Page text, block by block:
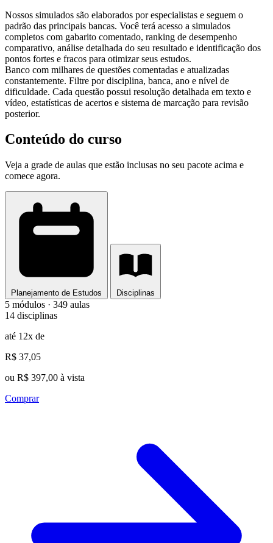
Nossos simulados são elaborados por especialistas e seguem o
padrão das principais bancas. Você terá acesso a simulados
completos com gabarito comentado, ranking de desempenho
comparativo, análise detalhada do seu resultado e identificação dos
pontos fortes e fracos para otimizar seus estudos.
Banco com milhares de questões comentadas e atualizadas
constantemente. Filtre por disciplina, banca, ano e nível de
dificuldade. Cada questão possui resolução detalhada em texto e
vídeo, estatísticas de acertos e sistema de marcação para revisão
posterior.
Conteúdo do curso
Veja a grade de aulas que estão inclusas no seu pacote acima e
comece agora.
Planejamento de Estudos Disciplinas
5 módulos · 349 aulas
14 disciplinas
até 12x de
R$ 37,05
ou R$ 397,00 à vista
Comprar